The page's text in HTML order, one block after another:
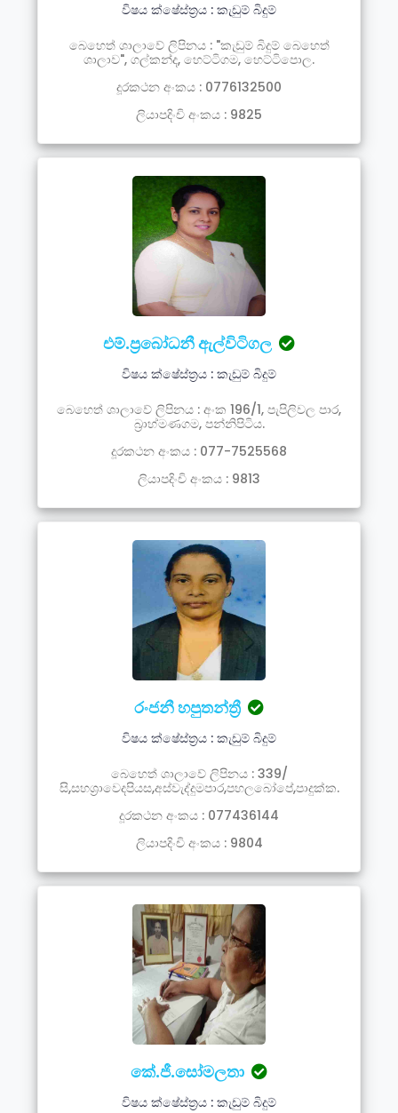
විෂය ක්ෂේස්ත්‍රය : කැඩුම් බිදුම්
බෙහෙත් ශාලාවේ ලිපිනය : "කැඩුම් බිදුම් බෙහෙත්
ශාලාව", ගල්කන්ද, හෙට්ටිගම, හෙට්ටිපොල.
දූරකථන අංකය : 0776132500
ලියාපදිංචි අංකය : 9825
එම්.ප්‍රබෝධනී ඇල්විටිගල
විෂය ක්ෂේස්ත්‍රය : කැඩුම් බිදුම්
බෙහෙත් ශාලාවේ ලිපිනය : අංක 196/1, පැපිලිවල පාර,
බ්‍රාහ්මණගම, පන්නිපිටිය.
දූරකථන අංකය : 077-7525568
ලියාපදිංචි අංකය : 9813
රංජනී හපුතන්ත්‍රී
විෂය ක්ෂේස්ත්‍රය : කැඩුම් බිදුම්
බෙහෙත් ශාලාවේ ලිපිනය : 339/
සි,සහශ්‍රාවෙදපියස,අස්වැද්දුමපාර,පහලබෝපේ,පාදුක්ක.
දූරකථන අංකය : 077436144
ලියාපදිංචි අංකය : 9804
කේ.ජී.සෝමලතා
විෂය ක්ෂේස්ත්‍රය : කැඩුම් බිදුම්